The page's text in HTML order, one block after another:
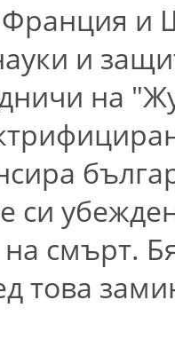
Франция и
и
на
си
смърт.
това